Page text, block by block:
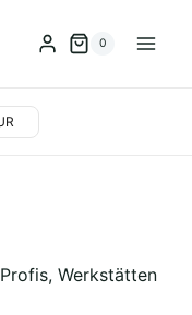
0
Werkstätten